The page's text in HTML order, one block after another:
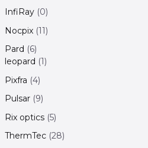
InfiRay 0
Nocpix 11
Pard 6
leopard 1
Pixfra 4
Pulsar 9
Rix optics 5
ThermTec 28